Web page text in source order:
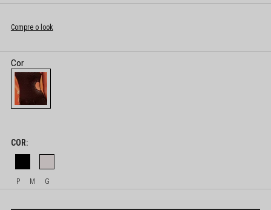
Compre o look
P M G